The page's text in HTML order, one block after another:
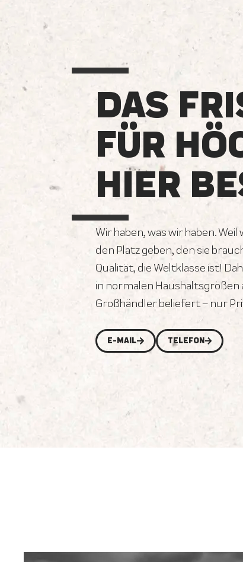
DAS
FÜR
HIER
Wir haben, was wir haben.
den Platz geben, den sie
Qualität, die Weltklasse ist!
in normalen Haushaltsgrößen
Großhändler beliefert – nur
E-MAIL TELEFON